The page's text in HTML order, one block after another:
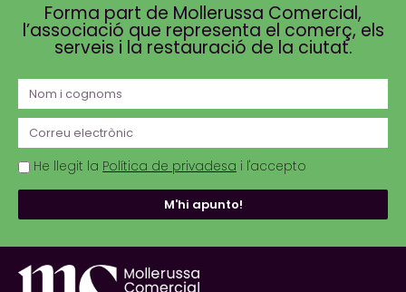
Forma part de Mollerussa Comercial,
l’associació que representa el comerç, els
serveis i la restauració de la ciutat.
He llegit la Política de privadesa i l'accepto
M'hi apunto!